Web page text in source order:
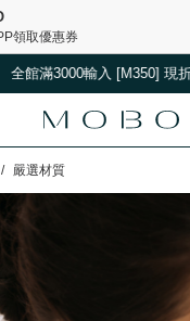
領取優惠券
輸入 [M350] 現折$350
嚴選材質